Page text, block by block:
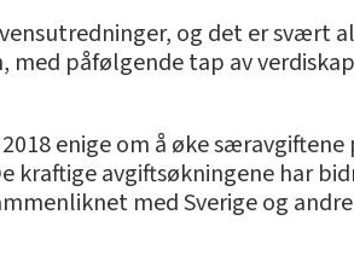
og det er svært
med påfølgende tap av
enige om å øke
kraftige avgiftsøkningene har
med Sverige og